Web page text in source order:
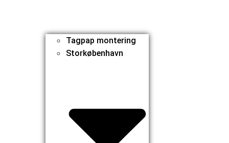
Tagpap montering
Storkøbenhavn